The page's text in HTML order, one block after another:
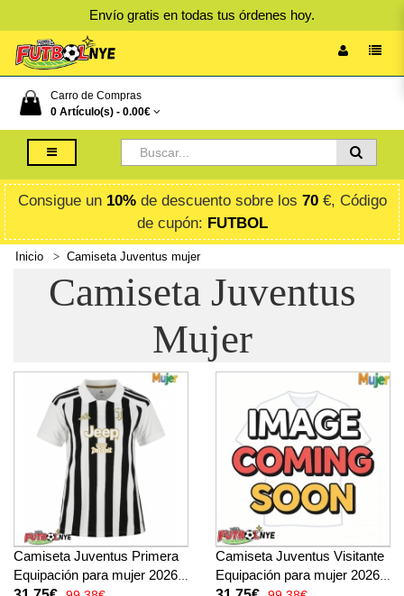
Envío gratis en todas tus órdenes hoy.
Carro de Compras
0 Artículo(s) - 0.00€
Consigue un 10%de descuento sobre los 70€, Código
de cupón: FUTBOL
Inicio Camiseta Juventus mujer
Camiseta Juventus
Mujer
Camiseta Juventus Primera
Equipación para mujer 2026-
Camiseta Juventus Visitante
Equipación para mujer 2026-